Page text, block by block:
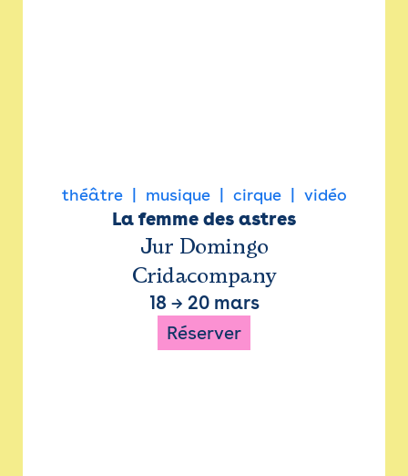
théâtre musique cirque vidéo
La femme des astres
Jur Domingo
Cridacompany
18 → 20 mars
Réserver